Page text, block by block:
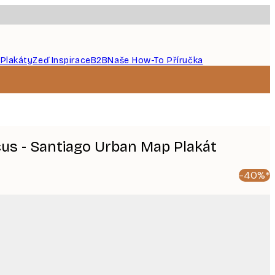
Zeď InspiraceB2BNaše How-To Příručka
- Santiago Urban Map Plakát
-40%*